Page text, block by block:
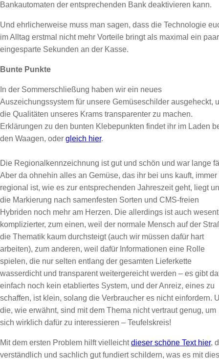
Bankautomaten der entsprechenden Bank deaktivieren kann.
Und ehrlicherweise muss man sagen, dass die Technologie
im Alltag erstmal nicht mehr Vorteile bringt als maximal ein paar
eingesparte Sekunden an der Kasse.
Bunte Punkte
In der Sommerschließung haben wir ein neues
Auszeichungssystem für unsere Gemüseschilder ausgeheckt,
die Qualitäten unseres Krams transparenter zu machen.
Erklärungen zu den bunten Klebepunkten findet ihr im Laden
den Waagen, oder gleich hier.
Die Regionalkennzeichnung ist gut und schön und war lange
Aber da ohnehin alles an Gemüse, das ihr bei uns kauft, immer
regional ist, wie es zur entsprechenden Jahreszeit geht, liegt
die Markierung nach samenfesten Sorten und CMS-freien
Hybriden noch mehr am Herzen. Die allerdings ist auch
komplizierter, zum einen, weil der normale Mensch auf der
die Thematik kaum durchsteigt (auch wir müssen dafür hart
arbeiten), zum anderen, weil dafür Informationen eine Rolle
spielen, die nur selten entlang der gesamten Lieferkette
wasserdicht und transparent weitergereicht werden – es gibt
einfach noch kein etabliertes System, und der Anreiz, eines zu
schaffen, ist klein, solang die Verbraucher es nicht einfordern.
die, wie erwähnt, sind mit dem Thema nicht vertraut genug, um
sich wirklich dafür zu interessieren – Teufelskreis!
Mit dem ersten Problem hilft vielleichtdieser schöne Text hier,
verständlich und sachlich gut fundiert schildern, was es mit